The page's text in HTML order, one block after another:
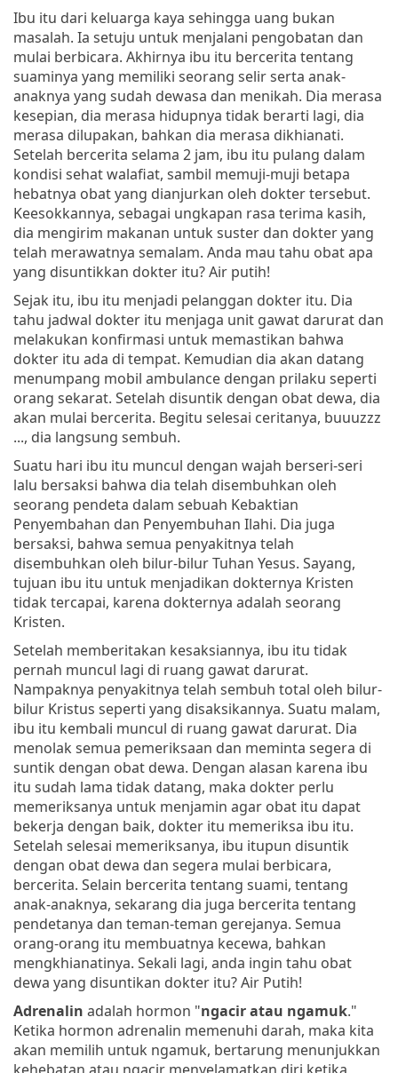
Ibu itu dari keluarga kaya sehingga uang bukan
masalah. Ia setuju untuk menjalani pengobatan dan
mulai berbicara. Akhirnya ibu itu bercerita tentang
suaminya yang memiliki seorang selir serta anak-
anaknya yang sudah dewasa dan menikah. Dia merasa
kesepian, dia merasa hidupnya tidak berarti lagi, dia
merasa dilupakan, bahkan dia merasa dikhianati.
Setelah bercerita selama 2 jam, ibu itu pulang dalam
kondisi sehat walafiat, sambil memuji-muji betapa
hebatnya obat yang dianjurkan oleh dokter tersebut.
Keesokkannya, sebagai ungkapan rasa terima kasih,
dia mengirim makanan untuk suster dan dokter yang
telah merawatnya semalam. Anda mau tahu obat apa
yang disuntikkan dokter itu? Air putih!
Sejak itu, ibu itu menjadi pelanggan dokter itu. Dia
tahu jadwal dokter itu menjaga unit gawat darurat dan
melakukan konfirmasi untuk memastikan bahwa
dokter itu ada di tempat. Kemudian dia akan datang
menumpang mobil ambulance dengan prilaku seperti
orang sekarat. Setelah disuntik dengan obat dewa, dia
akan mulai bercerita. Begitu selesai ceritanya, buuuzzz
..., dia langsung sembuh.
Suatu hari ibu itu muncul dengan wajah berseri-seri
lalu bersaksi bahwa dia telah disembuhkan oleh
seorang pendeta dalam sebuah Kebaktian
Penyembahan dan Penyembuhan Ilahi. Dia juga
bersaksi, bahwa semua penyakitnya telah
disembuhkan oleh bilur-bilur Tuhan Yesus. Sayang,
tujuan ibu itu untuk menjadikan dokternya Kristen
tidak tercapai, karena dokternya adalah seorang
Kristen.
Setelah memberitakan kesaksiannya, ibu itu tidak
pernah muncul lagi di ruang gawat darurat.
Nampaknya penyakitnya telah sembuh total oleh bilur-
bilur Kristus seperti yang disaksikannya. Suatu malam,
ibu itu kembali muncul di ruang gawat darurat. Dia
menolak semua pemeriksaan dan meminta segera di
suntik dengan obat dewa. Dengan alasan karena ibu
itu sudah lama tidak datang, maka dokter perlu
memeriksanya untuk menjamin agar obat itu dapat
bekerja dengan baik, dokter itu memeriksa ibu itu.
Setelah selesai memeriksanya, ibu itupun disuntik
dengan obat dewa dan segera mulai berbicara,
bercerita. Selain bercerita tentang suami, tentang
anak-anaknya, sekarang dia juga bercerita tentang
pendetanya dan teman-teman gerejanya. Semua
orang-orang itu membuatnya kecewa, bahkan
mengkhianatinya. Sekali lagi, anda ingin tahu obat
dewa yang disuntikan dokter itu? Air Putih!
Adrenalin adalah hormon "ngacir atau ngamuk."
Ketika hormon adrenalin memenuhi darah, maka kita
akan memilih untuk ngamuk, bertarung menunjukkan
kehebatan atau ngacir menyelamatkan diri ketika